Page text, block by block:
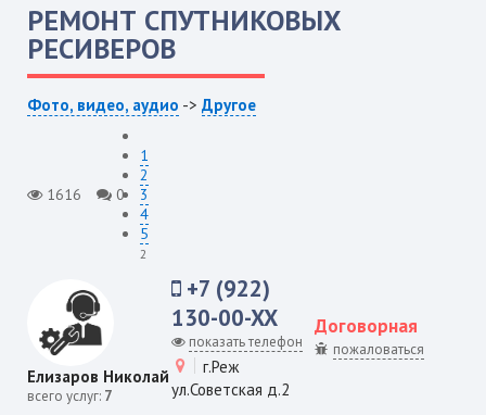
РЕМОНТ СПУТНИКОВЫХ
РЕСИВЕРОВ
Фото, видео, аудио -> Другое
1616 0
1
2
3
4
5
2
Елизаров Николай
всего услуг: 7
+7 (922)
130-00-XX
показать телефон
г.Реж
ул.Советская д.2
Договорная
пожаловаться